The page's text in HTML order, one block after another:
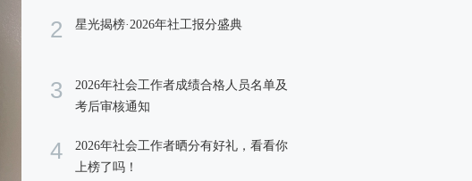
2 星光揭榜·2026年社工报分盛典
3
2026年社会工作者成绩合格人员名单及
考后审核通知
4
2026年社会工作者晒分有好礼，看看你
上榜了吗！